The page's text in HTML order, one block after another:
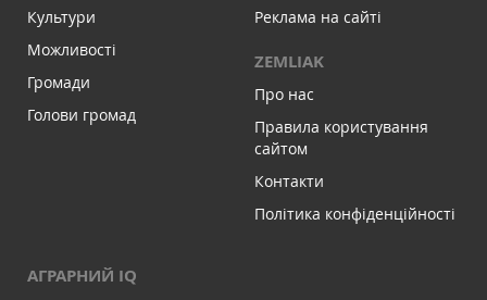
Культури
Можливості
Громади
Голови громад
Реклама на сайті
ZEMLIAK
Про нас
Правила користування
сайтом
Контакти
Політика конфіденційності
АГРАРНИЙ IQ